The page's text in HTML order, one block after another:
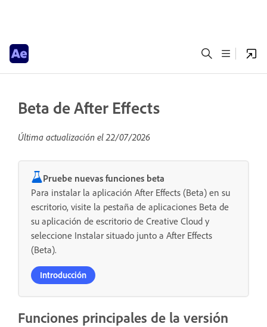
Beta de After Effects
Última actualización el22/07/2026
Pruebe nuevas funciones beta
Para instalar la aplicación After Effects (Beta) en su
escritorio, visite la pestaña de aplicaciones Beta de
su aplicación de escritorio de Creative Cloud y
seleccione Instalar situado junto a After Effects
(Beta).
Introducción
Funciones principales de la versión